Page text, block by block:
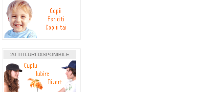
20 TITLURI DISPONIBILE